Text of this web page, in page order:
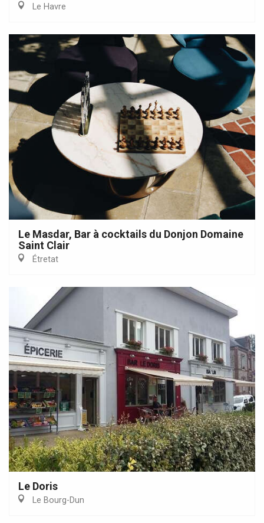
Le Havre
Le Masdar, Bar à cocktails du Donjon Domaine
Saint Clair
Étretat
Le Doris
Le Bourg-Dun